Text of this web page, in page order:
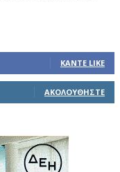
ΚΆΝΤΕ LIKE
ΑΚΟΛΟΥΘΉΣΤΕ